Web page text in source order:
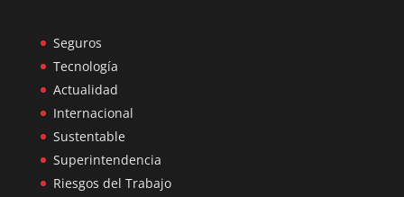
Seguros
Tecnología
Actualidad
Internacional
Sustentable
Superintendencia
Riesgos del Trabajo